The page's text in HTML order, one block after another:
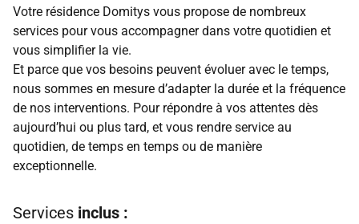
Votre résidence Domitys vous propose de nombreux
services pour vous accompagner dans votre quotidien et
vous simplifier la vie.
Et parce que vos besoins peuvent évoluer avec le temps,
nous sommes en mesure d’adapter la durée et la fréquence
de nos interventions. Pour répondre à vos attentes dès
aujourd’hui ou plus tard, et vous rendre service au
quotidien, de temps en temps ou de manière
exceptionnelle.
Services inclus :